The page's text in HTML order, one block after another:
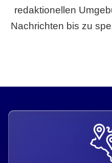
redaktionellen
Nachrichten bis zu